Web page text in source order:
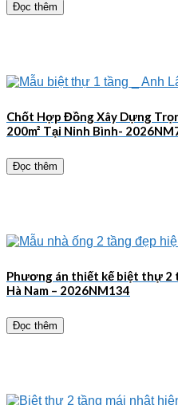
Đọc thêm
Chốt Hợp Đồng Xây Dựng
200m² Tại Ninh Bình-
Đọc thêm
Phương án thiết kế biệt thự 2
Hà Nam – 2026NM134
Đọc thêm